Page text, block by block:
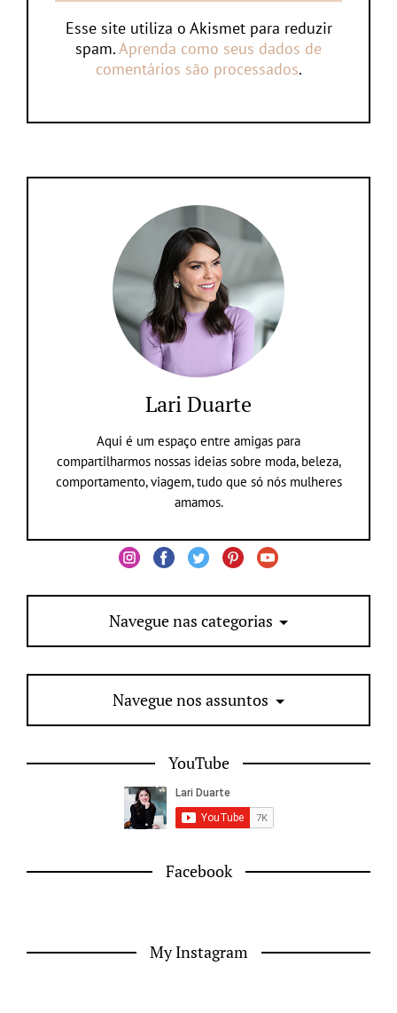
Esse site utiliza o Akismet para reduzir
spam.Aprenda como seus dados de
comentários são processados.
Lari Duarte
Aqui é um espaço entre amigas para
compartilharmos nossas ideias sobre moda, beleza,
comportamento, viagem, tudo que só nós mulheres
amamos.
Navegue nas categorias
Navegue nos assuntos
YouTube
Facebook
My Instagram